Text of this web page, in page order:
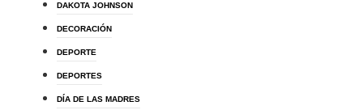
DAKOTA JOHNSON
DECORACIÓN
DEPORTE
DEPORTES
DÍA DE LAS MADRES